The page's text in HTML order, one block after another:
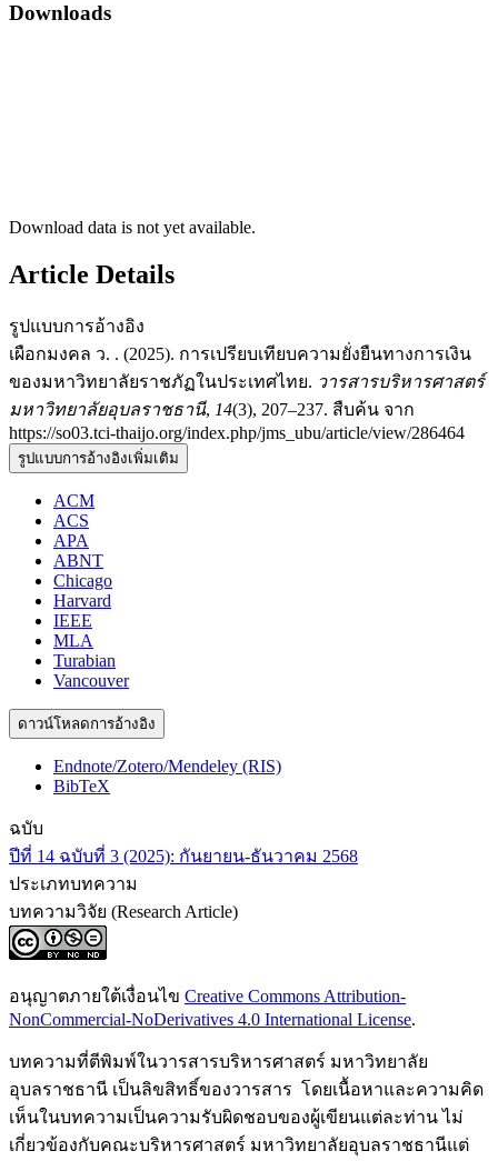
Downloads
Download data is not yet available.
Article Details
รูปแบบการอ้างอิง
เผือกมงคล ว. . (2025). การเปรียบเทียบความยั่งยืนทางการเงิน
ของมหาวิทยาลัยราชภัฏในประเทศไทย. วารสารบริหารศาสตร์
มหาวิทยาลัยอุบลราชธานี, 14(3), 207–237. สืบค้น จาก
https://so03.tci-thaijo.org/index.php/jms_ubu/article/view/286464
รูปแบบการอ้างอิงเพิ่มเติม
ACM
ACS
APA
ABNT
Chicago
Harvard
IEEE
MLA
Turabian
Vancouver
ดาวน์โหลดการอ้างอิง
Endnote/Zotero/Mendeley (RIS)
BibTeX
ฉบับ
ปีที่ 14 ฉบับที่ 3 (2025): กันยายน-ธันวาคม 2568
ประเภทบทความ
บทความวิจัย (Research Article)
อนุญาตภายใต้เงื่อนไข Creative Commons Attribution-
NonCommercial-NoDerivatives 4.0 International License.
บทความที่ตีพิมพ์ในวารสารบริหารศาสตร์ มหาวิทยาลัย
อุบลราชธานี เป็นลิขสิทธิ์ของวารสาร โดยเนื้อหาและความคิด
เห็นในบทความเป็นความรับผิดชอบของผู้เขียนแต่ละท่าน ไม่
เกี่ยวข้องกับคณะบริหารศาสตร์ มหาวิทยาลัยอุบลราชธานีแต่